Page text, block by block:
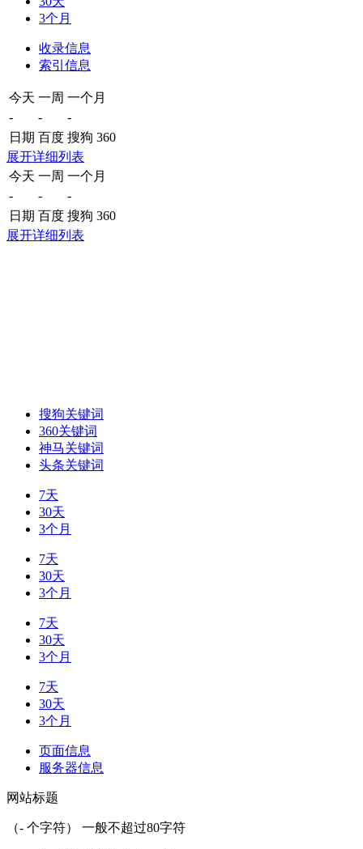
3个月
收录信息
索引信息
今天 一周 一个月
-
-
-
日期 百度 搜狗 360
展开详细列表
今天 一周 一个月
-
-
-
日期 百度 搜狗 360
展开详细列表
搜狗关键词
360关键词
神马关键词
头条关键词
7天
30天
3个月
7天
30天
3个月
7天
30天
3个月
7天
30天
3个月
页面信息
服务器信息
网站标题
（- 个字符） 一般不超过80字符